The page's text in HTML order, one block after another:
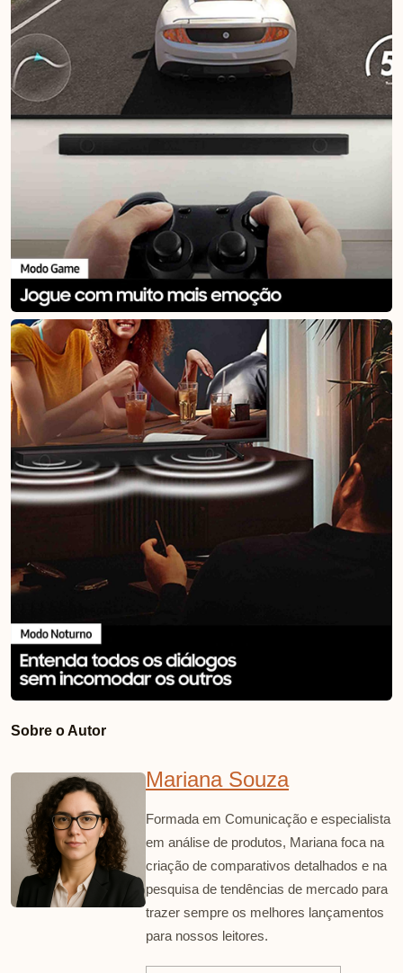
Sobre o Autor
Mariana Souza
Formada em Comunicação e especialista
em análise de produtos, Mariana foca na
criação de comparativos detalhados e na
pesquisa de tendências de mercado para
trazer sempre os melhores lançamentos
para nossos leitores.